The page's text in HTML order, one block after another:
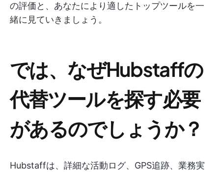
の評価と、あなたにより適したトップツールを一
緒に見ていきましょう。
では、なぜHubstaffの
代替ツールを探す必要
があるのでしょうか？
Hubstaffは、詳細な活動ログ、GPS追跡、業務実